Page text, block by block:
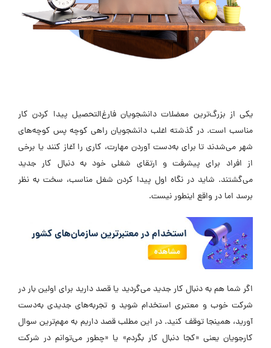
یکی از بزرگ‌ترین معضلات دانشجویان فارغ‌التحصیل پیدا کردن کار
مناسب است. در گذشته اغلب دانشجویان راهی کوچه پس کوچه‌های
شهر می‌شدند تا برای به‌دست آوردن مهارت، کاری را آغاز کنند یا برخی
از افراد برای پیشرفت و ارتقای شغلی خود به دنبال کار جدید
می‌گشتند. شاید در نگاه اول پیدا کردن شغل مناسب، سخت به نظر
برسد اما در واقع اینطور نیست.
اگر شما هم به دنبال کار جدید می‌گردید یا قصد دارید برای اولین بار در
شرکت خوب و معتبری استخدام شوید و تجربه‌های جدیدی به‌دست
آورید، همینجا توقف کنید. در این مطلب قصد داریم به مهم‌ترین سوال
کارجویان یعنی «کجا دنبال کار بگردم» یا «چطور می‌توانم در شرکت